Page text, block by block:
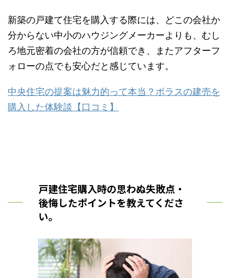
新築の戸建て住宅を購入する際には、どこの会社か
分からない中小のハウジングメーカーよりも、むし
ろ地元密着の会社の方が信頼でき、またアフターフ
ォローの点でも安心だと感じています。
中央住宅の提案は魅力的って本当？ポラスの建売を
購入した体験談【口コミ】
戸建住宅購入時の思わぬ失敗点・
後悔したポイントを教えてくださ
い。